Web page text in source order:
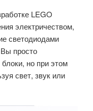
LEGO
электричеством,
светодиодами
просто
но при этом
свет, звук или